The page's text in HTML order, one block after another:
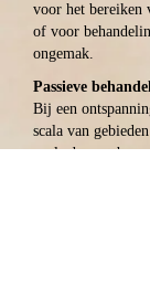
voor het bereiken
of voor
ongemak.
Passieve
Bij een
scala van
zoals de rug,